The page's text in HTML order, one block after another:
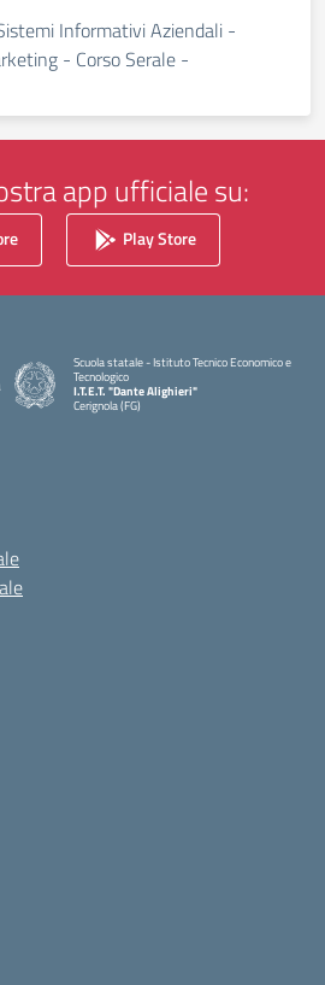
Informativi Aziendali -
- Corso Serale -
app ufficiale su:
Play Store
Scuola statale - Istituto Tecnico Economico e
Tecnologico
I.T.E.T. "Dante Alighieri"
Cerignola (FG)
— Visita la pagina iniziale della scuola